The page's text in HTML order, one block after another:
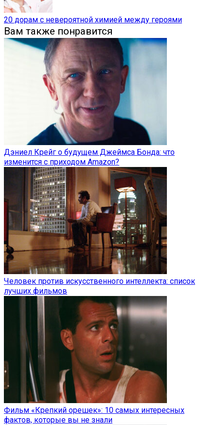
20 дорам с невероятной химией между героями
Вам также понравится
Дэниел Крейг о будущем Джеймса Бонда: что
изменится с приходом Amazon?
Человек против искусственного интеллекта: список
лучших фильмов
Фильм «Крепкий орешек»: 10 самых интересных
фактов, которые вы не знали